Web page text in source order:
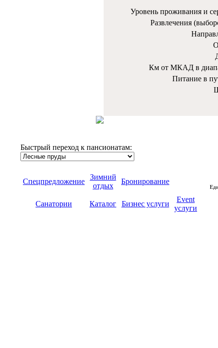
Уровень проживания и
Развлечения
Км от МКАД в
Питание в
Быстрый переход к пансионатам:
Спецпредложение
Зимний
отдых
Бронирование
Санатории Каталог Бизнес услуги
Event
услуги